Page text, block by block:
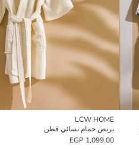
LCW HOME
برنص حمام نسائي قطن
1,099.00 EGP